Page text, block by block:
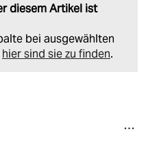
diesem Artikel ist
bei ausgewählten
hier sind sie zu finden.